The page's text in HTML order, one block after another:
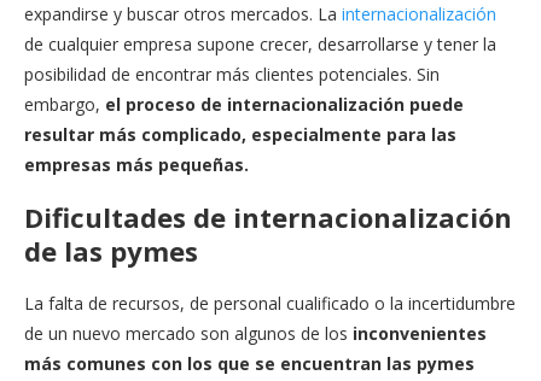
expandirse y buscar otros mercados. La internacionalización
de cualquier empresa supone crecer, desarrollarse y tener la
posibilidad de encontrar más clientes potenciales. Sin
embargo, el proceso de internacionalización puede
resultar más complicado, especialmente para las
empresas más pequeñas.
Dificultades de internacionalización
de las pymes
La falta de recursos, de personal cualificado o la incertidumbre
de un nuevo mercado son algunos de los inconvenientes
más comunes con los que se encuentran las pymes